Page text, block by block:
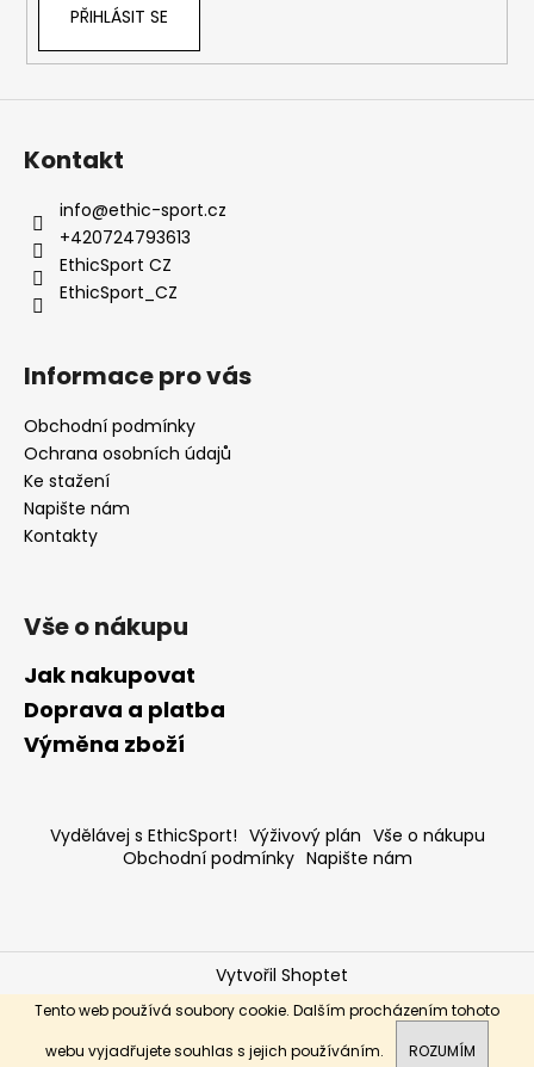
Tento web používá soubory cookie. Dalším procházením tohoto
webu vyjadřujete souhlas s jejich používáním.
ROZUMÍM
y
PŘIHLÁSIT SE
Kontakt
info@ethic-sport.cz
+420724793613
EthicSport CZ
EthicSport_CZ
Informace pro vás
Obchodní podmínky
Ochrana osobních údajů
Ke stažení
Napište nám
Kontakty
Vše o nákupu
Jak nakupovat
Doprava a platba
Výměna zboží
Vydělávej s EthicSport! Výživový plán Vše o nákupu
Obchodní podmínky Napište nám
Vytvořil Shoptet
Copyright 2026ethic-sport.cz. Všechna práva